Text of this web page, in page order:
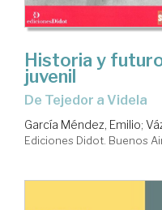
Historia y
juvenil
de Tejedor a Videla
García Méndez, Emilio;
Ediciones Didot. Buenos